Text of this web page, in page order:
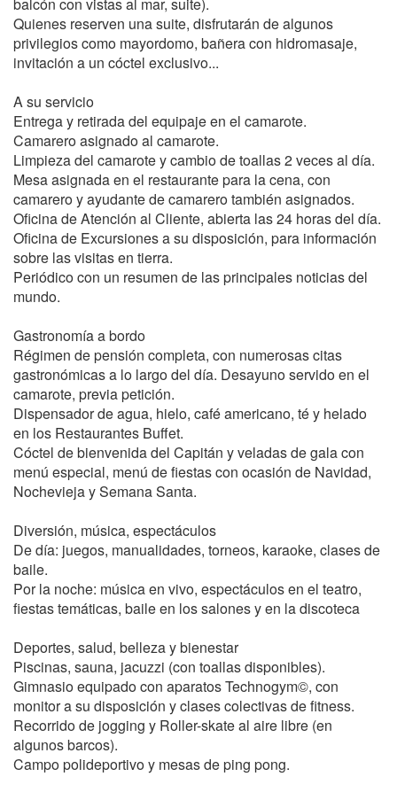
balcón con vistas al mar, suite).
Quienes reserven una suite, disfrutarán de algunos
privilegios como mayordomo, bañera con hidromasaje,
invitación a un cóctel exclusivo...
A su servicio
Entrega y retirada del equipaje en el camarote.
Camarero asignado al camarote.
Limpieza del camarote y cambio de toallas 2 veces al día.
Mesa asignada en el restaurante para la cena, con
camarero y ayudante de camarero también asignados.
Oficina de Atención al Cliente, abierta las 24 horas del día.
Oficina de Excursiones a su disposición, para información
sobre las visitas en tierra.
Periódico con un resumen de las principales noticias del
mundo.
Gastronomía a bordo
Régimen de pensión completa, con numerosas citas
gastronómicas a lo largo del día. Desayuno servido en el
camarote, previa petición.
Dispensador de agua, hielo, café americano, té y helado
en los Restaurantes Buffet.
Cóctel de bienvenida del Capitán y veladas de gala con
menú especial, menú de fiestas con ocasión de Navidad,
Nochevieja y Semana Santa.
Diversión, música, espectáculos
De día: juegos, manualidades, torneos, karaoke, clases de
baile.
Por la noche: música en vivo, espectáculos en el teatro,
fiestas temáticas, baile en los salones y en la discoteca
Deportes, salud, belleza y bienestar
Piscinas, sauna, jacuzzi (con toallas disponibles).
Gimnasio equipado con aparatos Technogym©, con
monitor a su disposición y clases colectivas de fitness.
Recorrido de jogging y Roller-skate al aire libre (en
algunos barcos).
Campo polideportivo y mesas de ping pong.